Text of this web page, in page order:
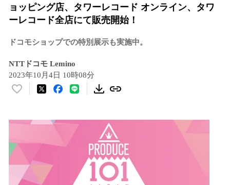
ョッピング店、タワーレコード オンライン、タワ
ーレコード全店にて販売開始！
ドコモショップでの特別展示も実施中。
NTTドコモ Lemino
2023年10月4日 10時08分
い
！
を
込